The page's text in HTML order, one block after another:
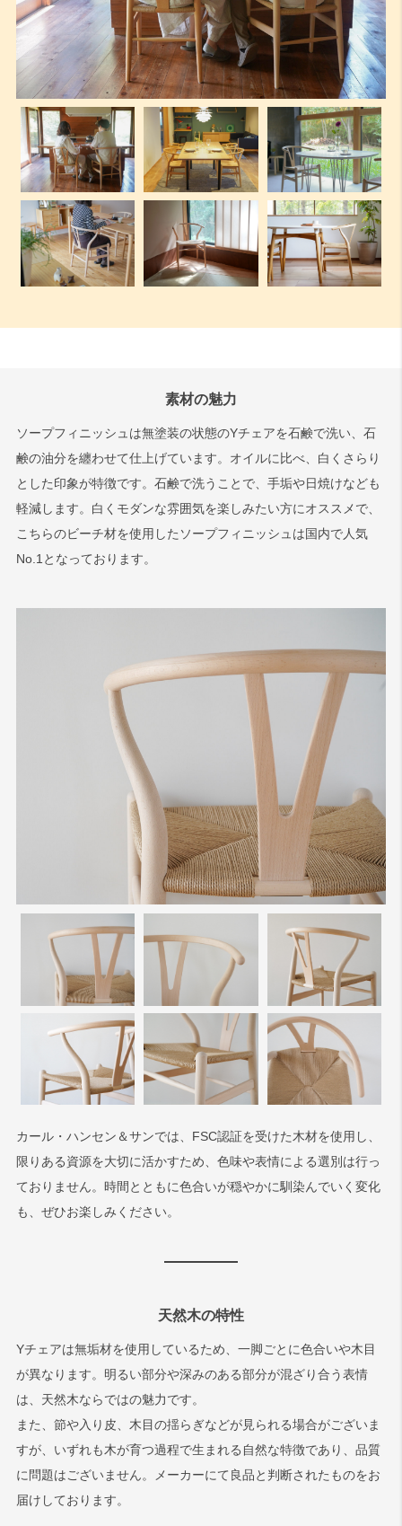
素材の魅力
ソープフィニッシュは無塗装の状態のYチェアを石鹸で洗い、石
鹸の油分を纏わせて仕上げています。オイルに比べ、白くさらり
とした印象が特徴です。石鹸で洗うことで、手垢や日焼けなども
軽減します。白くモダンな雰囲気を楽しみたい方にオススメで、
こちらのビーチ材を使用したソープフィニッシュは国内で人気
No.1となっております。
カール・ハンセン＆サンでは、FSC認証を受けた木材を使用し、
限りある資源を大切に活かすため、色味や表情による選別は行っ
ておりません。時間とともに色合いが穏やかに馴染んでいく変化
も、ぜひお楽しみください。
天然木の特性
Yチェアは無垢材を使用しているため、一脚ごとに色合いや木目
が異なります。明るい部分や深みのある部分が混ざり合う表情
は、天然木ならではの魅力です。
また、節や入り皮、木目の揺らぎなどが見られる場合がございま
すが、いずれも木が育つ過程で生まれる自然な特徴であり、品質
に問題はございません。メーカーにて良品と判断されたものをお
届けしております。